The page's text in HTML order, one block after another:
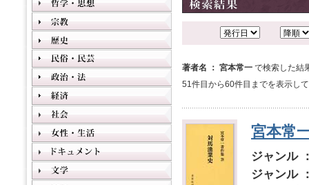
著者名 ： 宮本常一 で検索した結
51件目から60件目までを表示し
宮本常
ジャンル
ジャンル